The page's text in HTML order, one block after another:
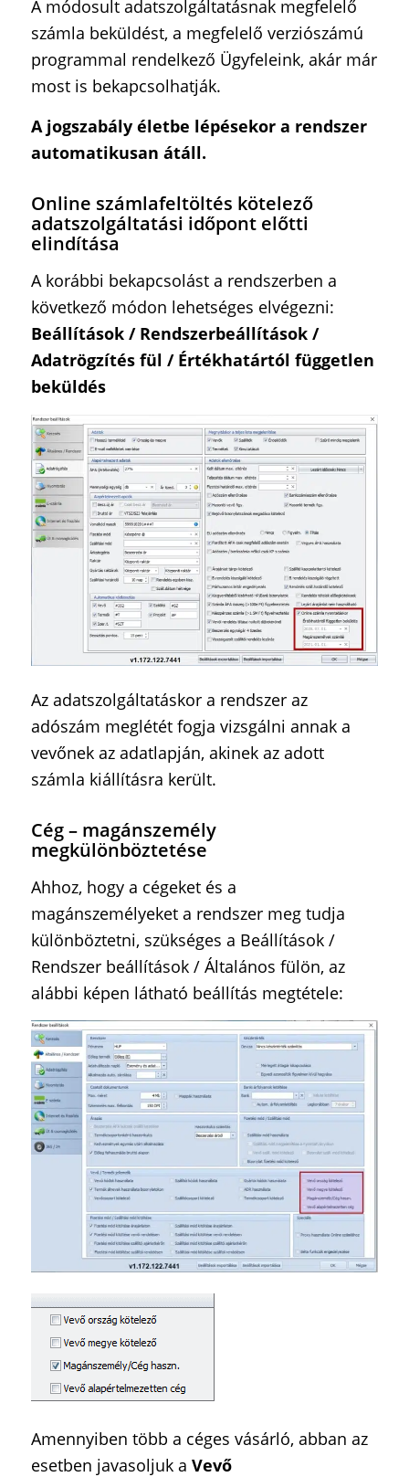
A módosult adatszolgáltatásnak megfelelő
számla beküldést, a megfelelő verziószámú
programmal rendelkező Ügyfeleink, akár már
most is bekapcsolhatják.
A jogszabály életbe lépésekor a rendszer
automatikusan átáll.
Online számlafeltöltés kötelező
adatszolgáltatási időpont előtti
elindítása
A korábbi bekapcsolást a rendszerben a
következő módon lehetséges elvégezni:
Beállítások / Rendszerbeállítások /
Adatrögzítés fül / Értékhatártól független
beküldés
Az adatszolgáltatáskor a rendszer az
adószám meglétét fogja vizsgálni annak a
vevőnek az adatlapján, akinek az adott
számla kiállításra került.
Cég – magánszemély
megkülönböztetése
Ahhoz, hogy a cégeket és a
magánszemélyeket a rendszer meg tudja
különböztetni, szükséges a Beállítások /
Rendszer beállítások / Általános fülön, az
alábbi képen látható beállítás megtétele:
Amennyiben több a céges vásárló, abban az
esetben javasoljuk a Vevő